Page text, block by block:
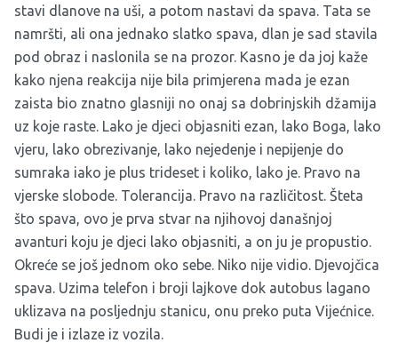
stavi dlanove na uši, a potom nastavi da spava. Tata se
namršti, ali ona jednako slatko spava, dlan je sad stavila
pod obraz i naslonila se na prozor. Kasno je da joj kaže
kako njena reakcija nije bila primjerena mada je ezan
zaista bio znatno glasniji no onaj sa dobrinjskih džamija
uz koje raste. Lako je djeci objasniti ezan, lako Boga, lako
vjeru, lako obrezivanje, lako nejedenje i nepijenje do
sumraka iako je plus trideset i koliko, lako je. Pravo na
vjerske slobode. Tolerancija. Pravo na različitost. Šteta
što spava, ovo je prva stvar na njihovoj današnjoj
avanturi koju je djeci lako objasniti, a on ju je propustio.
Okreće se još jednom oko sebe. Niko nije vidio. Djevojčica
spava. Uzima telefon i broji lajkove dok autobus lagano
uklizava na posljednju stanicu, onu preko puta Vijećnice.
Budi je i izlaze iz vozila.